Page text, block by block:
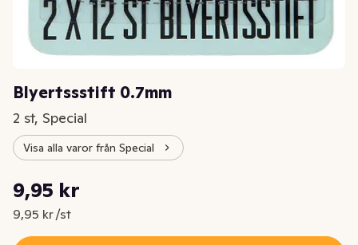
Blyertssstift 0.7mm
2 st, Special
Visa alla varor från Special
Nuvarande pris är: 9,95 kr
9,95 kr
9,95 kr /st
Styckpris: 9,95 kr /st